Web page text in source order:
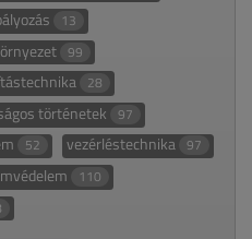
13
99
28
történetek 97
52 vezérléstechnika 97
110